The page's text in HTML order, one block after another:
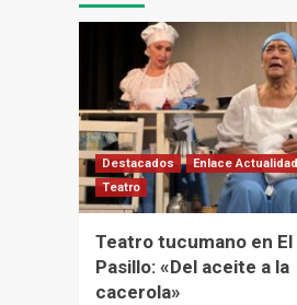
Destacados
Enlace Actualidad
Teatro
Teatro tucumano en El
Pasillo: «Del aceite a la
cacerola»